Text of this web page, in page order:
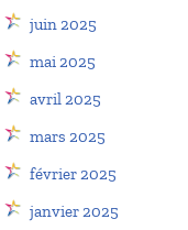
juin 2025
mai 2025
avril 2025
mars 2025
février 2025
janvier 2025